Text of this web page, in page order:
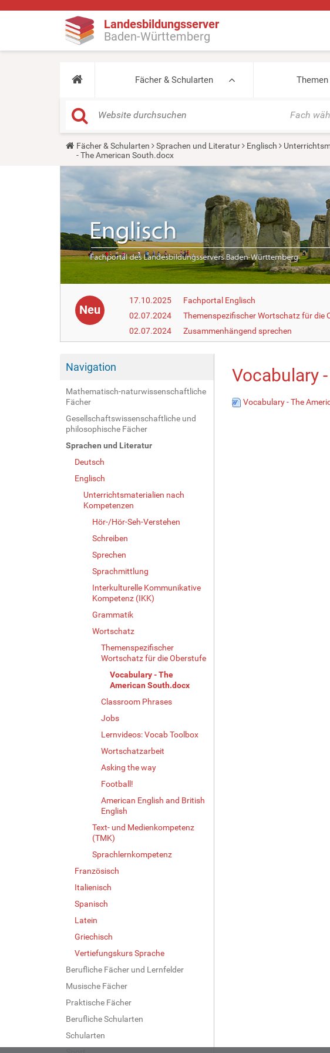
Landesbildungsserver
Baden-Württemberg
Fächer & Schularten
Fach
Y
u
e
h
e
:
Fächer & Schularten Sprachen und Literatur Englisch
- The American South.docx
Neu
17.10.2025
Fachportal Englisch
02.07.2024
Themenspezifischer Wortschatz für die
02.07.2024
Zusammenhängend sprechen
Navigation
Mathematisch-naturwissenschaftliche
Fächer
Gesellschaftswissenschaftliche und
philosophische Fächer
Sprachen und Literatur
Deutsch
Englisch
Unterrichtsmaterialien nach
Kompetenzen
Hör-/Hör-Seh-Verstehen
Schreiben
Sprechen
Sprachmittlung
Interkulturelle Kommunikative
Kompetenz (IKK)
Grammatik
Wortschatz
Themenspezifischer
Wortschatz für die Oberstufe
Vocabulary - The
American South.docx
Classroom Phrases
Jobs
Lernvideos: Vocab Toolbox
Wortschatzarbeit
Asking the way
Football!
American English and British
English
Text- und Medienkompetenz
(TMK)
Sprachlernkompetenz
Französisch
Italienisch
Spanisch
Latein
Griechisch
Vertiefungskurs Sprache
Berufliche Fächer und Lernfelder
Musische Fächer
Praktische Fächer
Berufliche Schularten
Schularten
Vocabulary
Vocabulary - The